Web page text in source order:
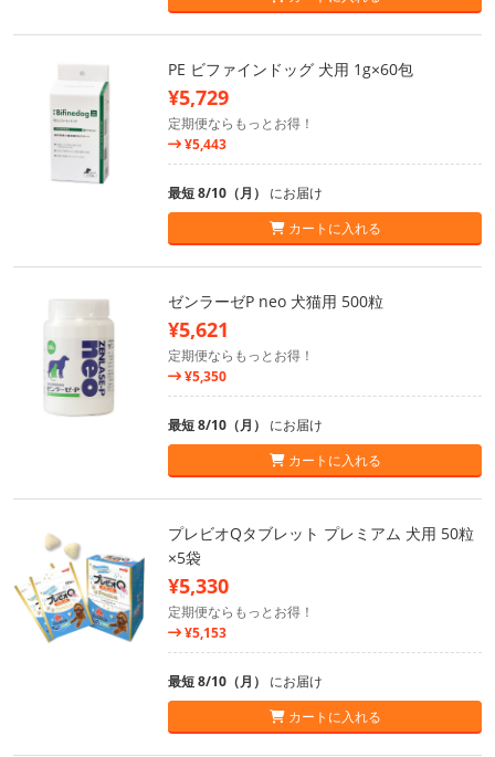
PE ビファインドッグ 犬用 1g×60包
¥5,729
定期便ならもっとお得！
¥5,443
最短 8/10（月） にお届け
カートに入れる
ゼンラーゼP neo 犬猫用 500粒
¥5,621
定期便ならもっとお得！
¥5,350
最短 8/10（月） にお届け
カートに入れる
プレビオQタブレット プレミアム 犬用 50粒
×5袋
¥5,330
定期便ならもっとお得！
¥5,153
最短 8/10（月） にお届け
カートに入れる